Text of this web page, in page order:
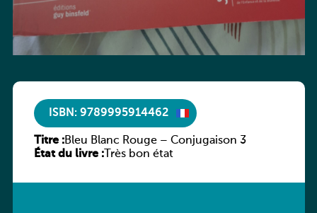
ISBN: 9789995914462
Titre :Bleu Blanc Rouge – Conjugaison 3
État du livre :Très bon état